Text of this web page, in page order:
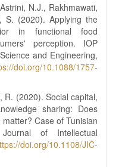
N.J., Rakhmawati,
S. (2020). Applying the
in functional food
perception. IOP
and Engineering,
doi.org/10.1088/1757-
R. (2020). Social capital,
sharing: Does
Case of Tunisian
Journal of Intellectual
doi.org/10.1108/JIC-